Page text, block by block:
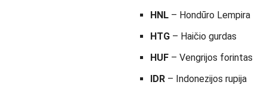
HNL – Hondūro Lempira
HTG – Haičio gurdas
HUF – Vengrijos forintas
IDR – Indonezijos rupija